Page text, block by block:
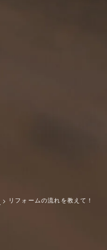
リフォームの流れを教えて！